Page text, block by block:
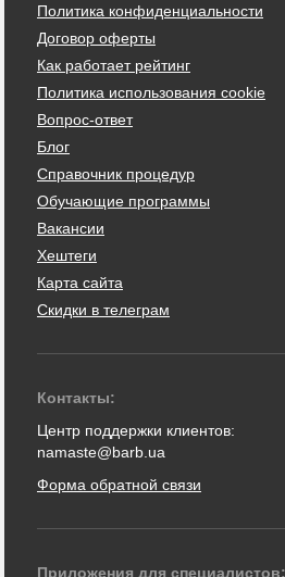
Политика конфиденциальности
Договор оферты
Как работает рейтинг
Политика использования cookie
Вопрос-ответ
Блог
Справочник процедур
Обучающие программы
Вакансии
Хештеги
Карта сайта
Скидки в телеграм
Контакты:
Центр поддержки клиентов:
namaste@barb.ua
Форма обратной связи
Приложения для специалистов: